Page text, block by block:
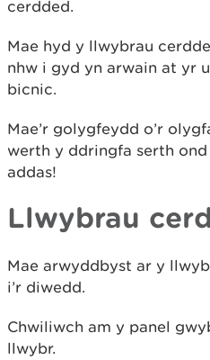
cerdded.
Mae hyd y llwybrau
nhw i gyd yn arwain at yr
bicnic.
Mae’r golygfeydd o’r
werth y ddringfa serth
addas!
Llwybrau
Mae arwyddbyst ar y
i’r diwedd.
Chwiliwch am y panel
llwybr.